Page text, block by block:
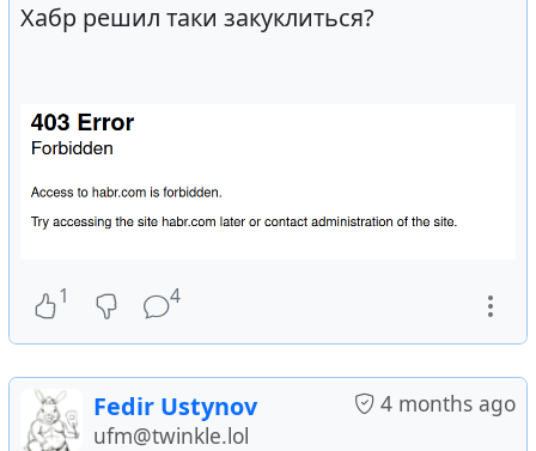
Хабр решил таки закуклиться?
1 4
4 months ago
Fedir Ustynov
ufm@twinkle.lol